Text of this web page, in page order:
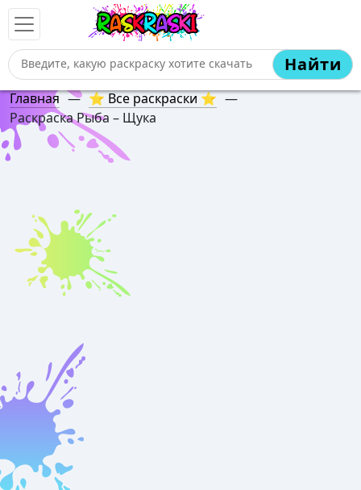
Найти
Главная — ⭐ Все раскраски ⭐ —
Раскраска Рыба – Щука